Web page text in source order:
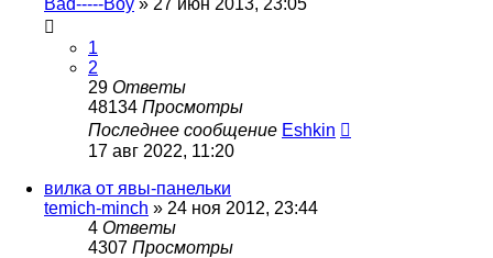
1
2
29 Ответы
48134 Просмотры
Последнее сообщение Eshkin
17 авг 2022, 11:20
вилка от явы-панельки
temich-minch » 24 ноя 2012, 23:44
4 Ответы
4307 Просмотры